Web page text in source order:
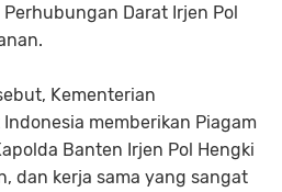
Darat Irjen Pol
Kementerian
memberikan Piagam
Banten Irjen Pol Hengki
dan kerja sama yang sangat